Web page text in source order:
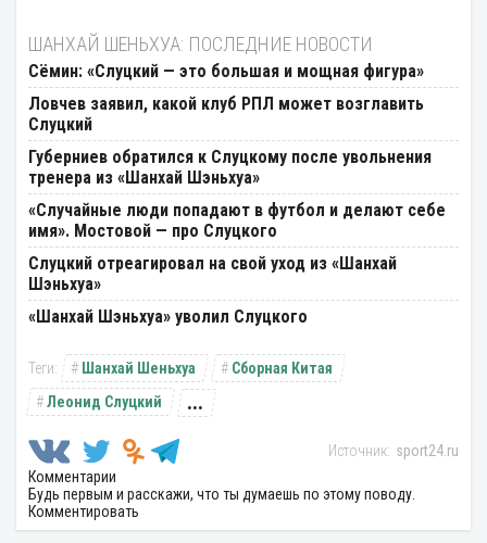
ШАНХАЙ ШЕНЬХУА: ПОСЛЕДНИЕ НОВОСТИ
Сёмин: «Слуцкий — это большая и мощная фигура»
Ловчев заявил, какой клуб РПЛ может возглавить
Слуцкий
Губерниев обратился к Слуцкому после увольнения
тренера из «Шанхай Шэньхуа»
«Случайные люди попадают в футбол и делают себе
имя». Мостовой — про Слуцкого
Слуцкий отреагировал на свой уход из «Шанхай
Шэньхуа»
«Шанхай Шэньхуа» уволил Слуцкого
Шанхай Шеньхуа
Сборная Китая
Леонид Слуцкий
...
sport24.ru
Комментарии
Будь первым и расскажи, что ты думаешь по этому поводу.
Комментировать